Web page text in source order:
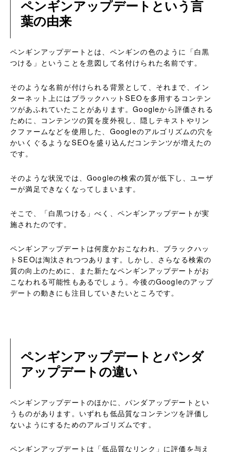
ペンギンアップデートという言
葉の由来
ペンギンアップデートとは、ペンギンの色のように「白黒
つける」ということを意図して名付けられた名前です。
そのような名前が付けられる背景として、それまで、イン
ターネット上にはブラックハットSEOを多用するコンテン
ツがあふれていたことがあります。Googleから評価される
ために、コンテンツの質を度外視し、隠しテキストやリン
クファームなどを使用した、Googleのアルゴリズムの穴を
かいくぐるようなSEOを盛り込んだコンテンツが増えたの
です。
そのような状況では、Googleの検索の質が低下し、ユーザ
ーが満足できなくなってしまいます。
そこで、「白黒つける」べく、ペンギンアップデートが実
施されたのです。
ペンギンアップデートは何度かおこなわれ、ブラックハッ
トSEOは淘汰されつつあります。しかし、さらなる検索の
質の向上のために、また新たなペンギンアップデートがお
こなわれる可能性もあるでしょう。今後のGoogleのアップ
デートの動きにも注目していきたいところです。
ペンギンアップデートとパンダ
アップデートの違い
ペンギンアップデートのほかに、パンダアップデートとい
うものがあります。いずれも低品質なコンテンツを評価し
ないようにするためのアルゴリズムです。
ペンギンアップデートは「低品質なリンク」に評価を与え